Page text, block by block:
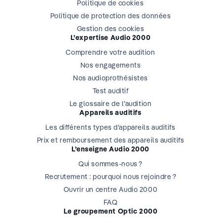
Politique de cookies
Politique de protection des données
Gestion des cookies
L’expertise Audio 2000
Comprendre votre audition
Nos engagements
Nos audioprothésistes
Test auditif
Le glossaire de l’audition
Appareils auditifs
Les différents types d’appareils auditifs
Prix et remboursement des appareils auditifs
L’enseigne Audio 2000
Qui sommes-nous ?
Recrutement : pourquoi nous rejoindre ?
Ouvrir un centre Audio 2000
FAQ
Le groupement Optic 2000